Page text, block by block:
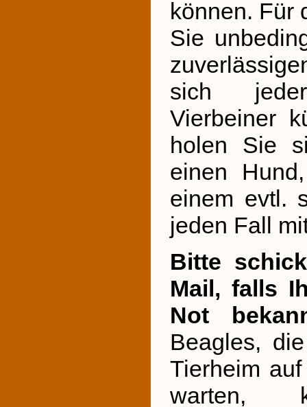
können. Für
Sie
sich
Vierbeiner
holen Sie
einen
einem evtl.
jeden Fall
Bitte
Mail, falls
Not
Beagles,
Tierheim
warten,